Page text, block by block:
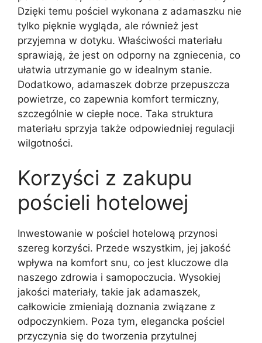
Dzięki temu pościel wykonana z adamaszku nie
tylko pięknie wygląda, ale również jest
przyjemna w dotyku. Właściwości materiału
sprawiają, że jest on odporny na zgniecenia, co
ułatwia utrzymanie go w idealnym stanie.
Dodatkowo, adamaszek dobrze przepuszcza
powietrze, co zapewnia komfort termiczny,
szczególnie w ciepłe noce. Taka struktura
materiału sprzyja także odpowiedniej regulacji
wilgotności.
Korzyści z zakupu
pościeli hotelowej
Inwestowanie w pościel hotelową przynosi
szereg korzyści. Przede wszystkim, jej jakość
wpływa na komfort snu, co jest kluczowe dla
naszego zdrowia i samopoczucia. Wysokiej
jakości materiały, takie jak adamaszek,
całkowicie zmieniają doznania związane z
odpoczynkiem. Poza tym, elegancka pościel
przyczynia się do tworzenia przytulnej